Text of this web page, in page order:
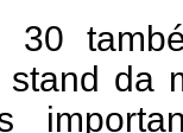
30
stand da